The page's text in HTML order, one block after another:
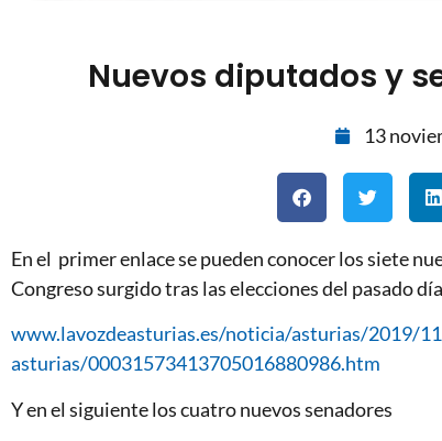
Nuevos diputados y
13
En el primer enlace se pueden conocer los siete
Congreso surgido tras las elecciones del pasado
www.lavozdeasturias.es/noticia/asturias/2019/
asturias/00031573413705016880986.htm
Y en el siguiente los cuatro nuevos senadores